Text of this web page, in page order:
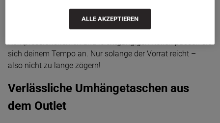
alle bis zu 50 % reduziert. Egal ob Wochenendtrip oder
Weltreise: Diese Koffer sind bereit, dich überallhin zu
begleiten. Ausgestattet mit Features wie Teleskopgriffen,
Kompressionsriemen und leichtgängigen Rollen passen sie
sich deinem Tempo an. Nur solange der Vorrat reicht –
also nicht zu lange zögern!
Verlässliche Umhängetaschen aus
dem Outlet
ALLE AKZEPTIEREN